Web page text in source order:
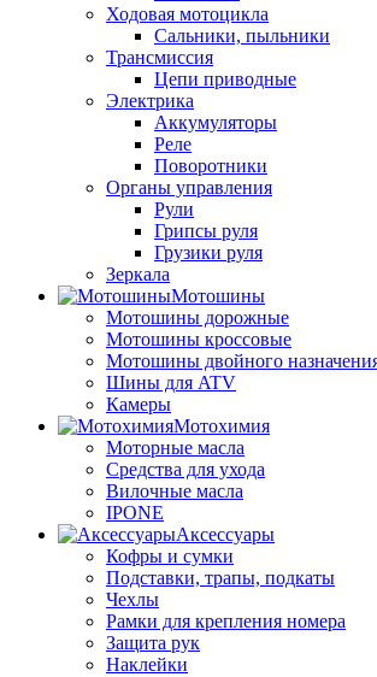
Ходовая мотоцикла
Сальники, пыльники
Трансмиссия
Цепи приводные
Электрика
Аккумуляторы
Реле
Поворотники
Органы управления
Рули
Грипсы руля
Грузики руля
Зеркала
Мотошины
Мотошины дорожные
Мотошины кроссовые
Мотошины двойного
Шины для ATV
Камеры
Мотохимия
Моторные масла
Средства для ухода
Вилочные масла
IPONE
Аксессуары
Кофры и сумки
Подставки, трапы, подкаты
Чехлы
Рамки для крепления номера
Защита рук
Наклейки